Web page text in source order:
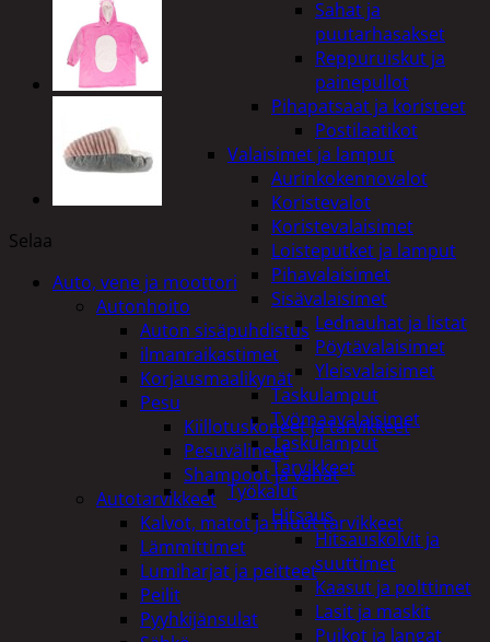
Sahat ja
puutarhasakset
Reppuruiskut ja
painepullot
Pihapatsaat ja koristeet
Postilaatikot
Valaisimet ja lamput
Aurinkokennovalot
Koristevalot
Koristevalaisimet
Loisteputket ja lamput
Pihavalaisimet
Sisävalaisimet
Lednauhat ja listat
Pöytävalaisimet
Yleisvalaisimet
Taskulamput
Työmaavalaisimet
Taskulamput
Tarvikkeet
Työkalut
Hitsaus
Hitsauskolvit ja
suuttimet
Kaasut ja polttimet
Lasit ja maskit
Puikot ja langat
Selaa
Auto, vene ja moottori
Autonhoito
Auton sisäpuhdistus
ilmanraikastimet
Korjausmaalikynät
Pesu
Kiillotuskoneet ja tarvikkeet
Pesuvälineet
Shampoot ja vahat
Autotarvikkeet
Kalvot, matot ja muut tarvikkeet
Lämmittimet
Lumiharjat ja peitteet
Peilit
Pyyhkijänsulat